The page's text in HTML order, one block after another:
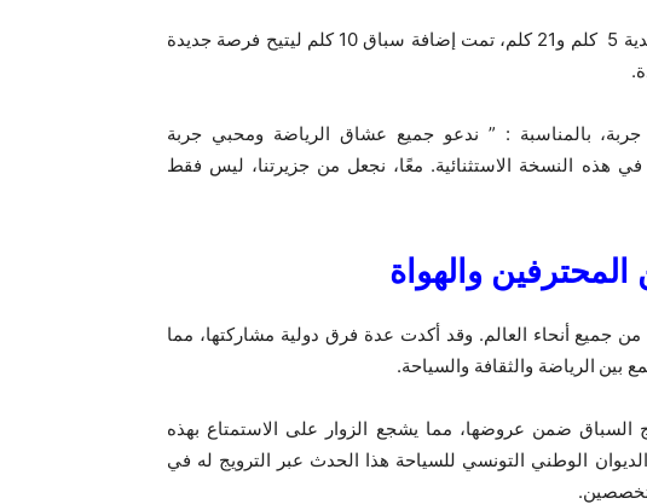
ما الجديد هذه السنة : إلى جانب السباقات التقليدية 5 كلم و21 كلم، تمت إضافة سباق 10 كلم ليتيح فرصة جديدة
بالمناسبة : ” ندعو جميع عشاق الرياضة ومحبي جربة
في هذه النسخة الاستثنائية. معًا، نجعل من جزيرتنا، ليس فقط
والهواة
أنحاء العالم. وقد أكدت عدة فرق دولية مشاركتها، مما
بين الرياضة والثقافة والسياحة.
السباق ضمن عروضها، مما يشجع الزوار على الاستمتاع بهذه
الوطني التونسي للسياحة هذا الحدث عبر الترويج له في